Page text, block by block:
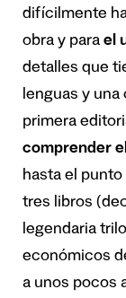
difícilmente
obra y para el
detalles que
lenguas y
primera
comprender
hasta el
tres libros
legendaria
económicos
a unos pocos